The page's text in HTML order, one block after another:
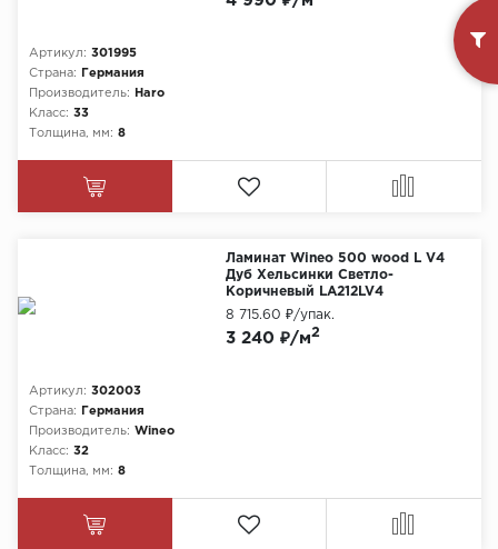
Артикул: 301995
Страна:
Германия
Производитель:
Haro
Класс: 33
Толщина, мм: 8
Ламинат Wineo 500 wood L V4
Дуб Хельсинки Светло-
Коричневый LA212LV4
Артикул: 302003
Страна:
Германия
Производитель: Wineo
Класс: 32
Толщина, мм: 8
3 240 ₽/м2
8 715.60 ₽/упак.